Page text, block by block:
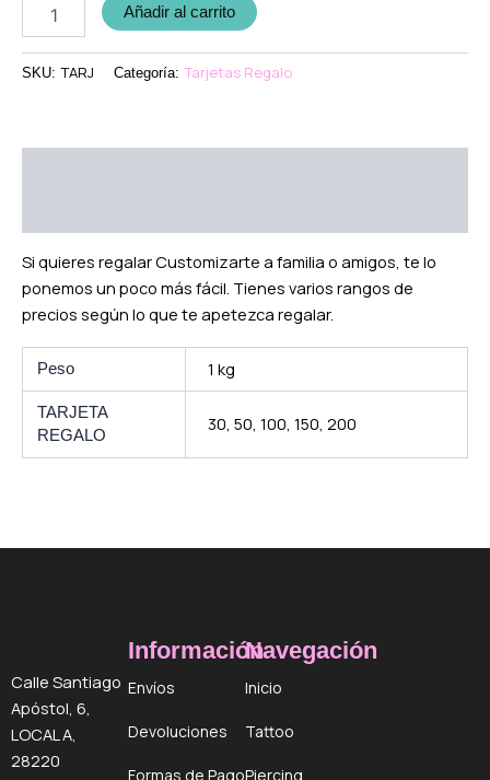
Añadir al carrito
SKU: TARJ Categoría: Tarjetas Regalo
Si quieres regalar Customizarte a familia o amigos, te lo
ponemos un poco más fácil. Tienes varios rangos de
precios según lo que te apetezca regalar.
Peso 1 kg
TARJETA
REGALO
30, 50, 100, 150, 200
Calle Santiago
Apóstol, 6,
LOCAL A,
28220
Información
Envíos
Devoluciones
Formas de Pago
Navegación
Inicio
Tattoo
Piercing